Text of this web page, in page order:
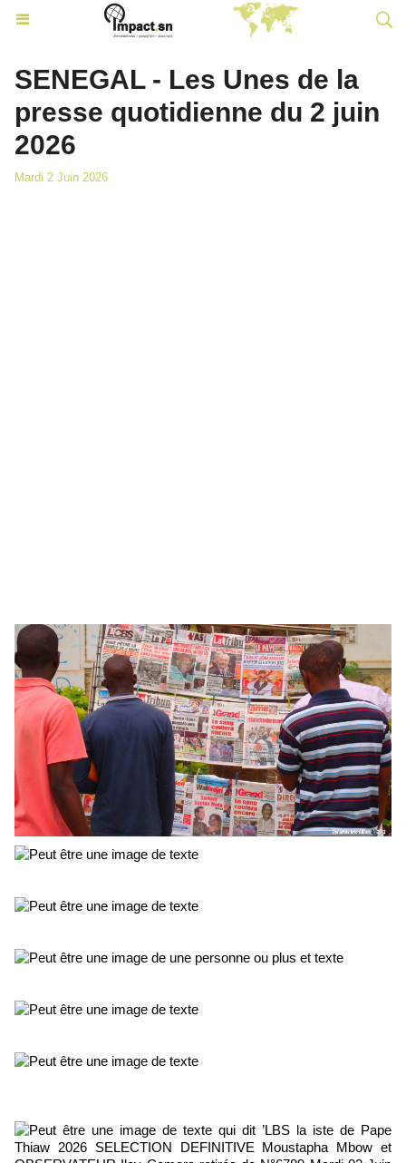
SENEGAL - Les Unes de la
presse quotidienne du 2 juin
2026
Mardi 2 Juin 2026